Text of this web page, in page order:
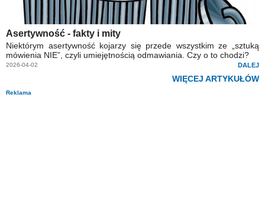
Asertywność - fakty i mity
Niektórym asertywność kojarzy się przede wszystkim ze „sztuką
mówienia NIE”, czyli umiejętnością odmawiania. Czy o to chodzi?
2026-04-02 DALEJ
WIĘCEJ ARTYKUŁÓW
Reklama